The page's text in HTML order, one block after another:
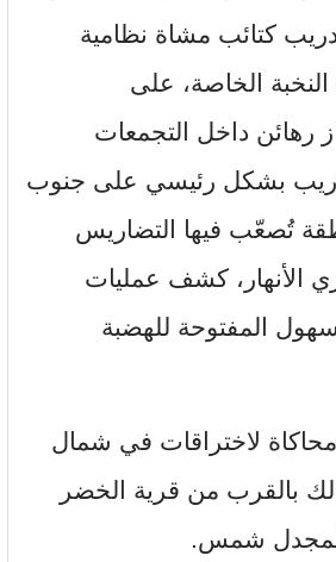
كتائب مشاة نظامية
الخاصة، على
رهائن داخل التجمعات
بشكل رئيسي على جنوب
تُصعّب فيها التضاريس
الأنهار، كشف عمليات
المفتوحة للهضبة
لاختراقات في شمال
بالقرب من قرية الخضر
لمجدل شمس.